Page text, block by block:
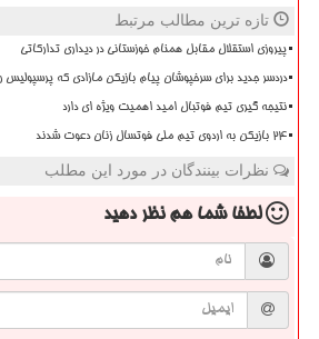
تازه ترین مطالب مرتبط
پیروزی استقلال مقابل همنام خوزستانی در دیداری تدارکاتی
دردسر جدید برای سرخپوشان پیام بازیکن مازادی که پرسپولیس
نتیجه گیری تیم فوتبال امید اهمیت ویژه ای دارد
۲۴ بازیکن به اردوی تیم ملی فوتسال زنان دعوت شدند
نظرات بینندگان در مورد این مطلب
لطفا شما همنظر دهید